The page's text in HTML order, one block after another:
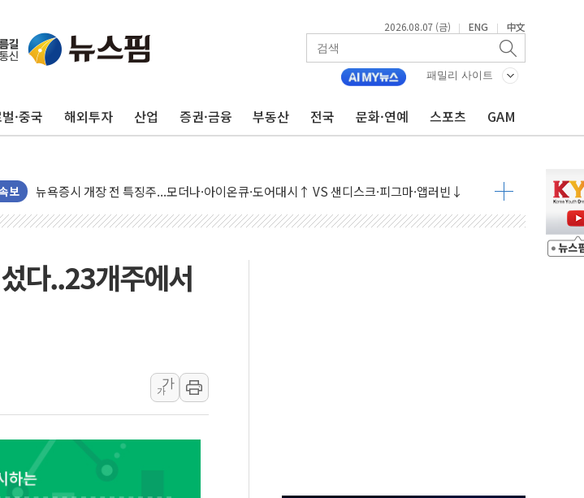
2026.08.07 (금) | ENG | 中文
패밀리 사이트
·중국 해외투자 산업 증권·금융 부동산 전국 문화·연예 스포츠 GAM
보
리투아니아 국방 "러, 우크라 드론으로 나토 회원국 공격 검토… 거짓 깃발 작전"
김정관 장관 "영업이익 N% 성과급 반대…상법·자본시장법 개정 논의"
뉴욕증시 프리뷰, 미 주가선물 AI주 차익실현 속 혼조세...웨스턴디지털·샌디스크↓
금값 7주 만에 최고…美 고용 둔화·호르무즈 재개방 기대에 강세
[인도증시] 중동 긴장 완화에 실적 호조까지, 상승...호실적 보고 기업 상승세 뚜렷
양주 섬유염색공장서 화재 1명 중상…대응 1단계 진압 중
김정관 산업부 장관 "주 52시간 손봐야, 경쟁상대 中과 비교해야"
해군 1함대 창설 80주년…지역과 함께하는 '선봉'의 대민 봉사
[3보] 북, 원산서 동해로 단거리 탄도미사일 1발 발사… 올해 10번째·42일 만 도발
다..23개주에서
가
가